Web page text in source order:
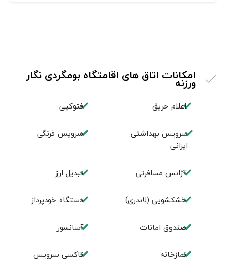
امکانات اتاق های اقامتگاه بومگردی نگار
ورزنه
اعلام حریق فتوکپی
سرویس بهداشتی
ایرانی
سرویس فرنگی
آژانس مسافرتی تبديل ارز
خشکشویی (لاندری) دستگاه خودپرداز
صندوق امانات آسانسور
نمازخانه تاکسی سرویس